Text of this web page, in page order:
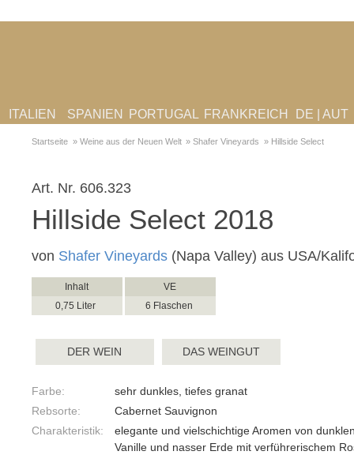
ITALIEN SPANIEN PORTUGAL FRANKREICH DE | AUT
Startseite » Weine aus der Neuen Welt »Shafer Vineyards » Hillside Select
Art. Nr. 606.323
Hillside Select 2018
von Shafer Vineyards (Napa Valley) aus USA/
Inhalt
VE
0,75 Liter
6 Flaschen
DER WEIN DAS WEINGUT
Farbe:
sehr dunkles, tiefes granat
Rebsorte:
Cabernet Sauvignon
Charakteristik:
elegante und vielschichtige Aromen von
Vanille und nasser Erde mit verführerischem